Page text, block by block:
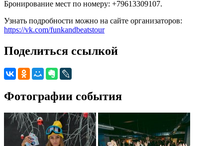
Бронирование мест по номеру: +79613309107.
Узнать подробности можно на сайте организаторов:
https://vk.com/funkandbeatstour
Поделиться ссылкой
Фотографии события